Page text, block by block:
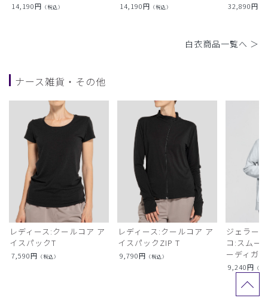
14,190円 （税込） 14,190円 （税込） 32,890円
白衣商品一覧へ ＞
ナース雑貨・その他
レディース:クールコア ア
イスパックT
7,590円 （税込）
レディース:クールコア ア
イスパックZIP T
9,790円 （税込）
ジェラー
コ:スムー
ーディガン
9,240円 （税